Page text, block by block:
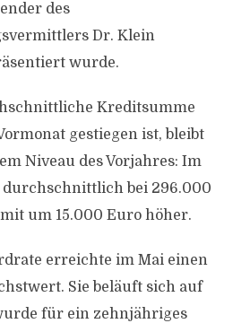
des
Dr. Klein
wurde.
Kreditsumme
gestiegen ist, bleibt
Niveau des Vorjahres: Im
durchschnittlich bei 296.000
um 15.000 Euro höher.
erreichte im Mai einen
Sie beläuft sich auf
für ein zehnjähriges